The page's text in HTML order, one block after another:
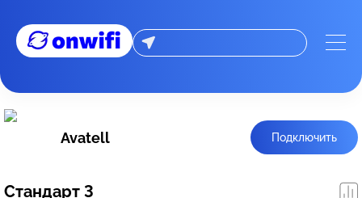
Avatell Подключить
Стандарт 3